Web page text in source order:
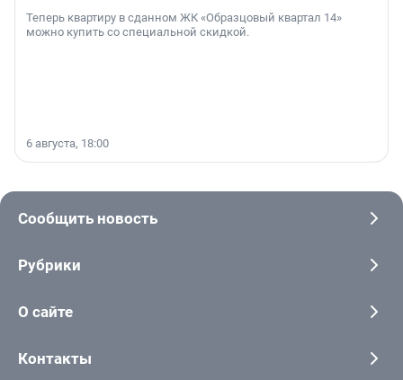
Теперь квартиру в сданном ЖК «Образцовый квартал 14»
можно купить со специальной скидкой.
6 августа, 18:00
Сообщить новость
Рубрики
О сайте
Контакты